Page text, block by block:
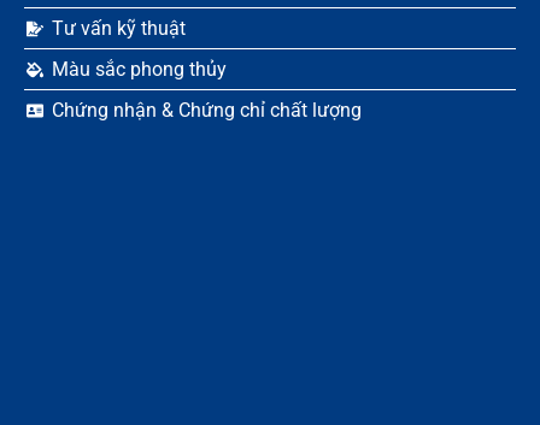
Tư vấn kỹ thuật
Màu sắc phong thủy
Chứng nhận & Chứng chỉ chất lượng